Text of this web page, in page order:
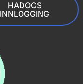
HADOCS
INNLOGGING